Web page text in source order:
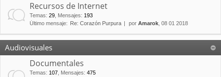
Recursos de Internet
Temas: 29 Mensajes: 193
Último mensaje:
Re: Corazón Purpura por Amarok , 08 01 2018
Audiovisuales
Documentales
Temas: 107 Mensajes: 475